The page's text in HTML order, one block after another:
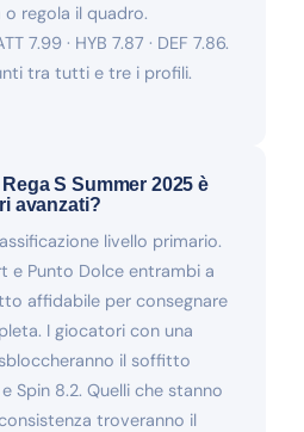
regola il quadro.
7.99 · HYB 7.87 · DEF 7.86.
tra tutti e tre i profili.
S Summer 2025 è
avanzati?
livello primario.
e Punto Dolce entrambi a
affidabile per consegnare
I giocatori con una
il soffitto
Spin 8.2. Quelli che stanno
troveranno il